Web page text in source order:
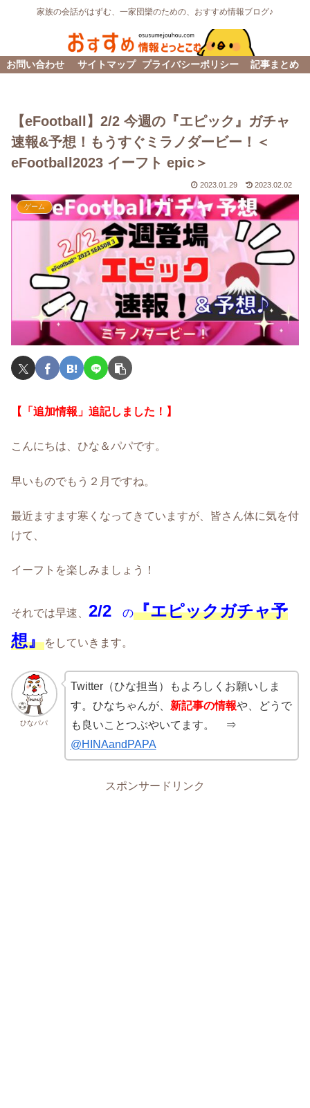
家族の会話がはずむ、一家団欒のための、おすすめ情報ブログ♪
お問い合わせ サイトマップ プライバシーポリシー 記事まとめ
【eFootball】2/2 今週の『エピック』ガチャ
速報&予想！もうすぐミラノダービー！＜
eFootball2023 イーフト epic＞
2023.01.29 2023.02.02
ゲーム
【「追加情報」追記しました！】
こんにちは、ひな＆パパです。
早いものでもう２月ですね。
最近ますます寒くなってきていますが、皆さん体に気を付
けて、
イーフトを楽しみましょう！
それでは早速、 2/2 の『エピックガチャ予
想』をしていきます。
ひなパパ
Twitter（ひな担当）もよろしくお願いしま
す。ひなちゃんが、 新記事の情報や、どうで
も良いことつぶやいてます。 ⇒
@HINAandPAPA
スポンサードリンク